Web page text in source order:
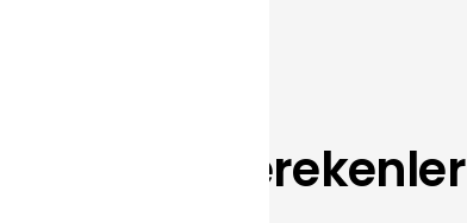
Gerekenler